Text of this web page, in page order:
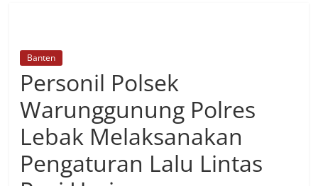
Banten
Personil Polsek
Warunggunung Polres
Lebak Melaksanakan
Pengaturan Lalu Lintas